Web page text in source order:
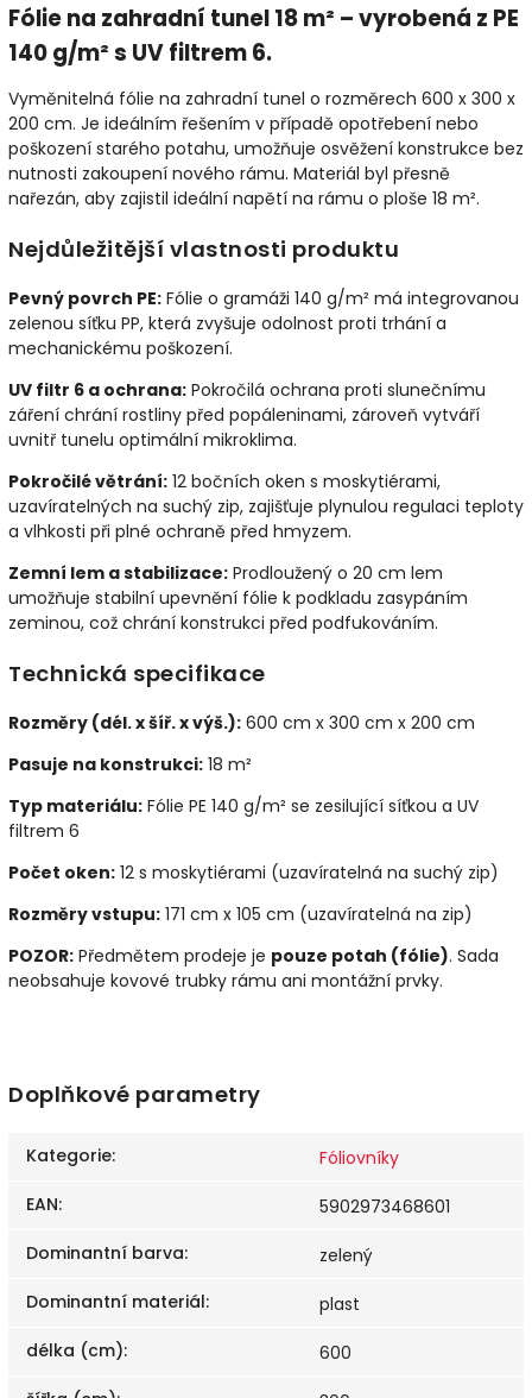
Fólie na zahradní tunel 18 m² – vyrobená z PE
140 g/m² s UV filtrem 6.
Vyměnitelná fólie na zahradní tunel o rozměrech 600 x 300 x
200 cm. Je ideálním řešením v případě opotřebení nebo
poškození starého potahu, umožňuje osvěžení konstrukce bez
nutnosti zakoupení nového rámu. Materiál byl přesně
nařezán, aby zajistil ideální napětí na rámu o ploše 18 m².
Nejdůležitější vlastnosti produktu
Pevný povrch PE: Fólie o gramáži 140 g/m² má integrovanou
zelenou síťku PP, která zvyšuje odolnost proti trhání a
mechanickému poškození.
UV filtr 6 a ochrana: Pokročilá ochrana proti slunečnímu
záření chrání rostliny před popáleninami, zároveň vytváří
uvnitř tunelu optimální mikroklima.
Pokročilé větrání: 12 bočních oken s moskytiérami,
uzavíratelných na suchý zip, zajišťuje plynulou regulaci teploty
a vlhkosti při plné ochraně před hmyzem.
Zemní lem a stabilizace: Prodloužený o 20 cm lem
umožňuje stabilní upevnění fólie k podkladu zasypáním
zeminou, což chrání konstrukci před podfukováním.
Technická specifikace
Rozměry (dél. x šíř. x výš.): 600 cm x 300 cm x 200 cm
Pasuje na konstrukci: 18 m²
Typ materiálu: Fólie PE 140 g/m² se zesilující síťkou a UV
filtrem 6
Počet oken: 12 s moskytiérami (uzavíratelná na suchý zip)
Rozměry vstupu: 171 cm x 105 cm (uzavíratelná na zip)
POZOR: Předmětem prodeje je pouze potah (fólie). Sada
neobsahuje kovové trubky rámu ani montážní prvky.
Doplňkové parametry
Kategorie:
Fóliovníky
EAN:
5902973468601
Dominantní barva:
zelený
Dominantní materiál:
plast
délka (cm):
600